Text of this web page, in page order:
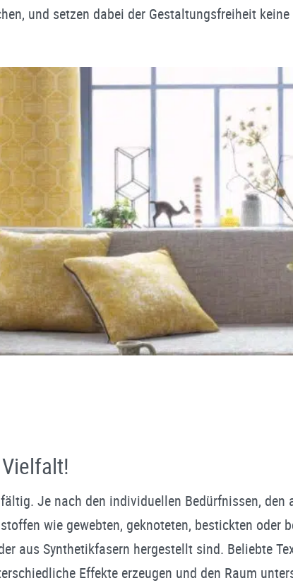
und setzen dabei der Gestaltungsfreiheit keine
Je nach den individuellen Bedürfnissen,
wie gewebten, geknoteten, bestickten
aus Synthetikfasern hergestellt sind. Beliebte
Effekte erzeugen und den Raum